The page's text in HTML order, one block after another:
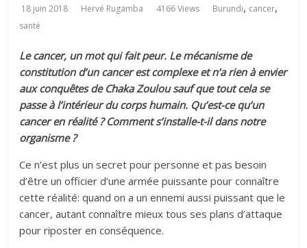
18 juin 2018 Hervé Rugamba 4166 Views Burundi, cancer,
santé
Le cancer, un mot qui fait peur. Le mécanisme de
constitution d’un cancer est complexe et n’a rien à envier
aux conquêtes de Chaka Zoulou sauf que tout cela se
passe à l’intérieur du corps humain. Qu’est-ce qu’un
cancer en réalité ? Comment s’installe-t-il dans notre
organisme ?
Ce n’est plus un secret pour personne et pas besoin
d’être un officier d’une armée puissante pour connaître
cette réalité: quand on a un ennemi aussi puissant que le
cancer, autant connaître mieux tous ses plans d’attaque
pour riposter en conséquence.